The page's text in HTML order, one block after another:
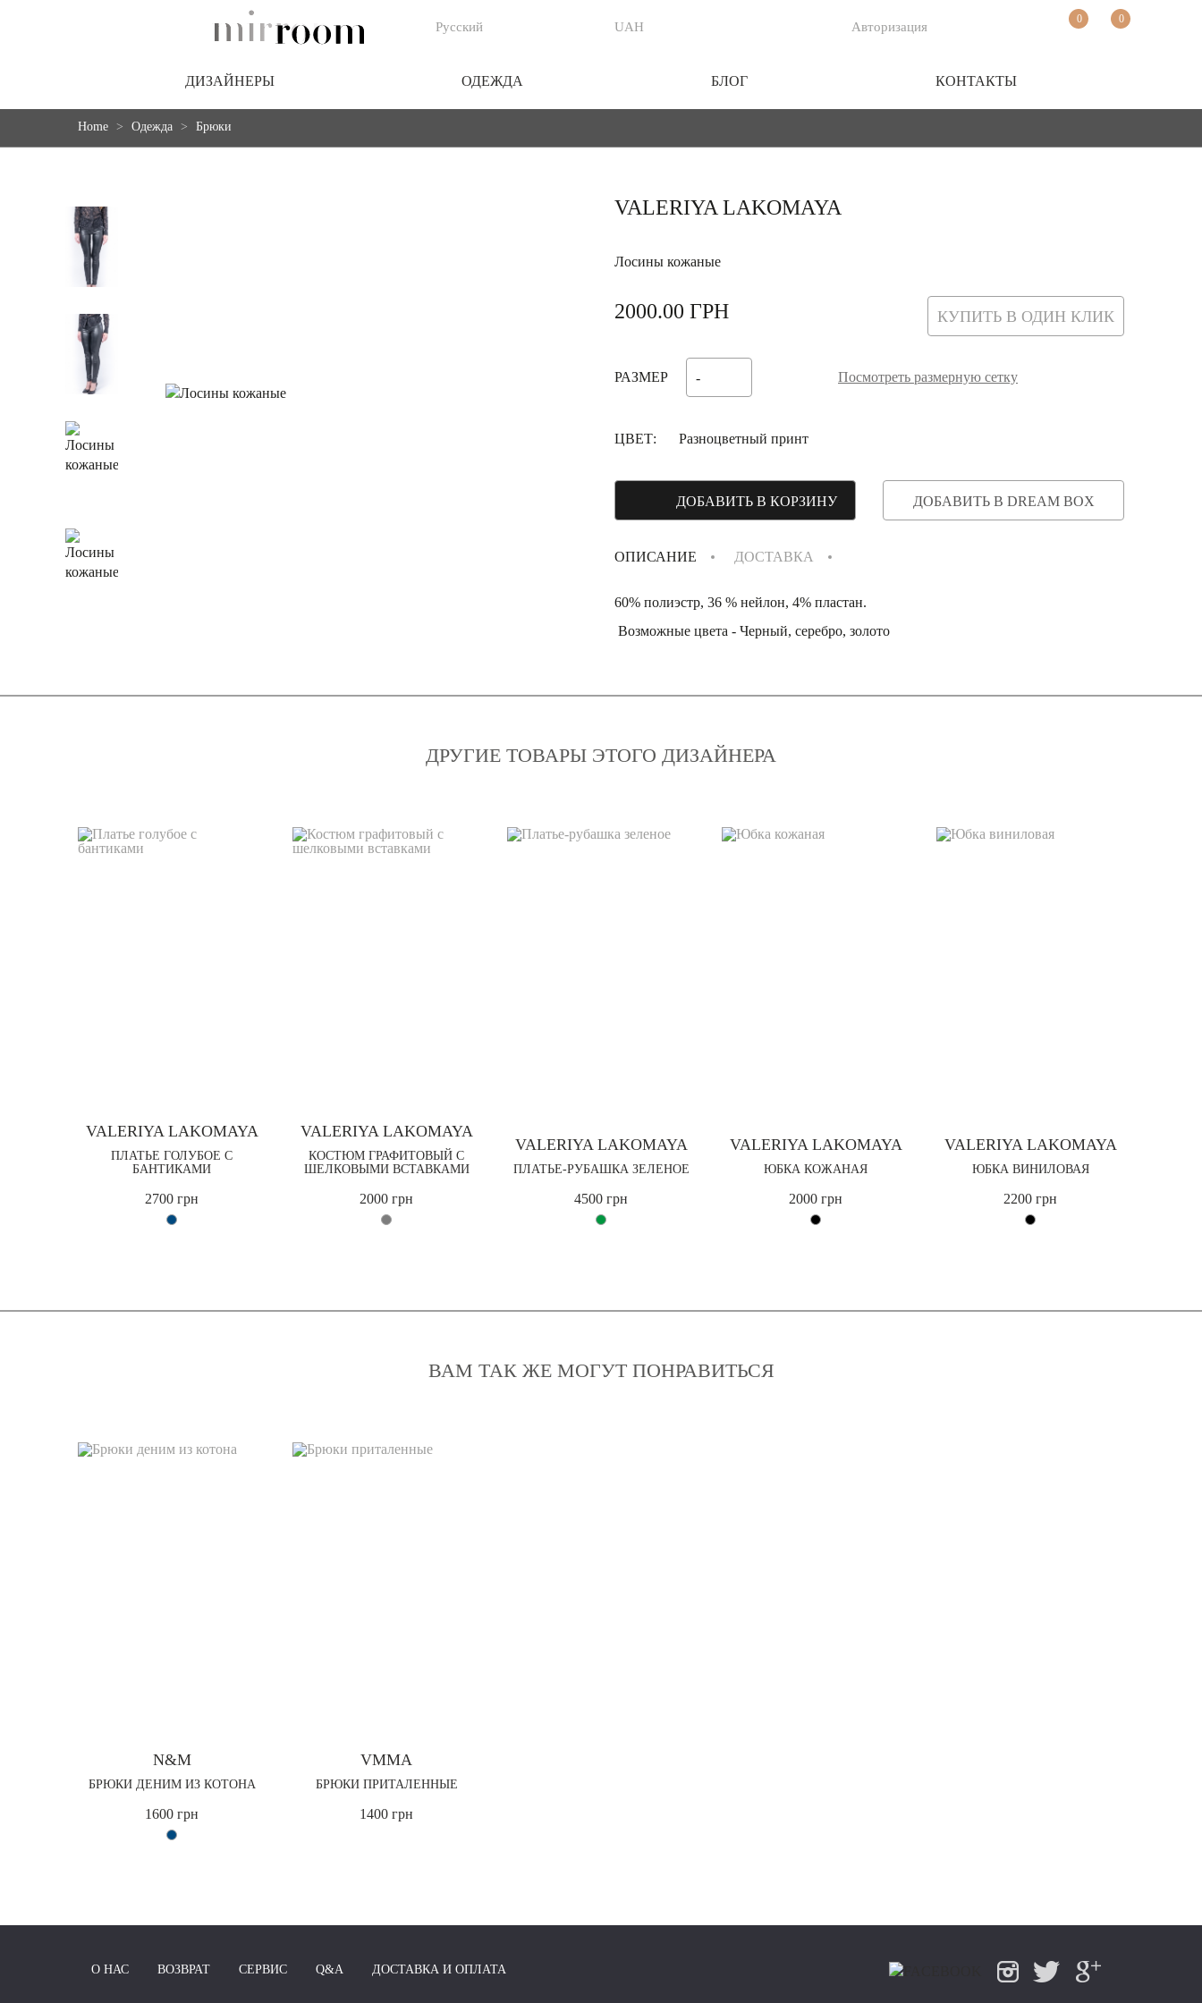
Русский UAH Авторизация
0 0
ДИЗАЙНЕРЫ ОДЕЖДА БЛОГ КОНТАКТЫ
Home Одежда Брюки
VALERIYA LAKOMAYA
Лосины кожаные
2000.00 ГРН КУПИТЬ В ОДИН КЛИК
РАЗМЕР Посмотреть размерную сетку
ЦВЕТ: Разноцветный принт
ДОБАВИТЬ В КОРЗИНУ ДОБАВИТЬ В DREAM BOX
ОПИСАНИЕ ДОСТАВКА
60% полиэстр, 36 % нейлон, 4% пластан.
Возможные цвета - Черный, серебро, золото
ДРУГИЕ ТОВАРЫ ЭТОГО ДИЗАЙНЕРА
VALERIYA LAKOMAYA
ПЛАТЬЕ ГОЛУБОЕ С
БАНТИКАМИ
2700 грн
VALERIYA LAKOMAYA
КОСТЮМ ГРАФИТОВЫЙ С
ШЕЛКОВЫМИ ВСТАВКАМИ
2000 грн
VALERIYA LAKOMAYA
ПЛАТЬЕ-РУБАШКА ЗЕЛЕНОЕ
4500 грн
VALERIYA LAKOMAYA
ЮБКА КОЖАНАЯ
2000 грн
VALERIYA LAKOMAYA
ЮБКА ВИНИЛОВАЯ
2200 грн
ВАМ ТАК ЖЕ МОГУТ ПОНРАВИТЬСЯ
N&M
БРЮКИ ДЕНИМ ИЗ КОТОНА
1600 грн
VMMA
БРЮКИ ПРИТАЛЕННЫЕ
1400 грн
О НАС ВОЗВРАТ СЕРВИС Q&A ДОСТАВКА И ОПЛАТА